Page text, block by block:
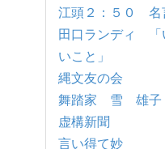
江頭２：５０ 名
田口ランディ 「
いこと」
縄文友の会
舞踏家 雪 雄子
虚構新聞
言い得て妙